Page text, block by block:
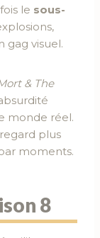
le sous-
gag visuel.
& The
monde réel.
plus
moments.
8